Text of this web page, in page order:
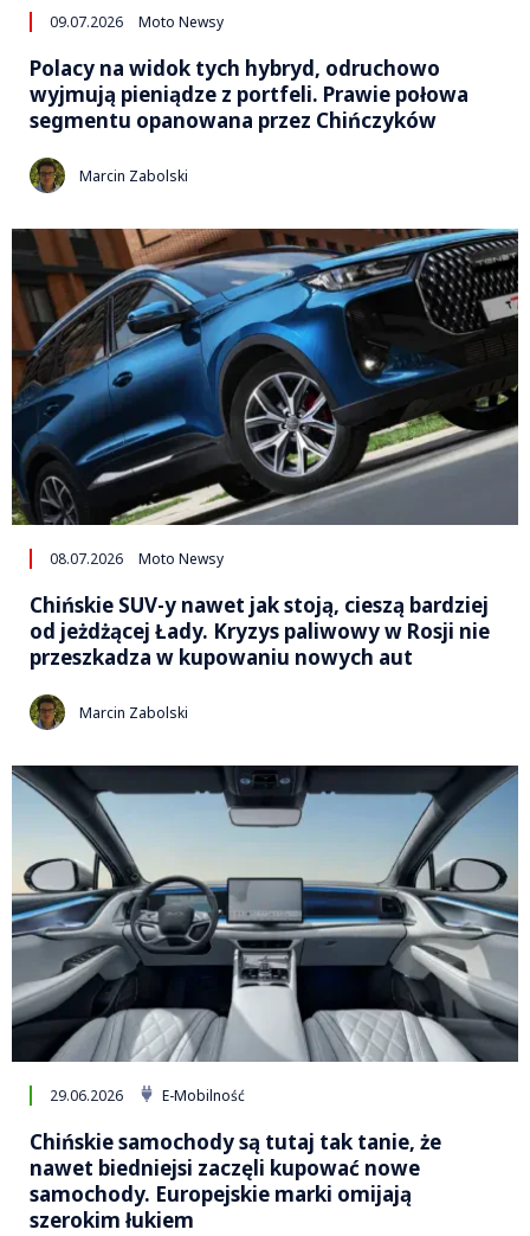
09.07.2026 Moto Newsy
Polacy na widok tych hybryd, odruchowo
wyjmują pieniądze z portfeli. Prawie połowa
segmentu opanowana przez Chińczyków
Marcin Zabolski
08.07.2026 Moto Newsy
Chińskie SUV-y nawet jak stoją, cieszą bardziej
od jeżdżącej Łady. Kryzys paliwowy w Rosji nie
przeszkadza w kupowaniu nowych aut
Marcin Zabolski
29.06.2026 E-Mobilność
Chińskie samochody są tutaj tak tanie, że
nawet biedniejsi zaczęli kupować nowe
samochody. Europejskie marki omijają
szerokim łukiem